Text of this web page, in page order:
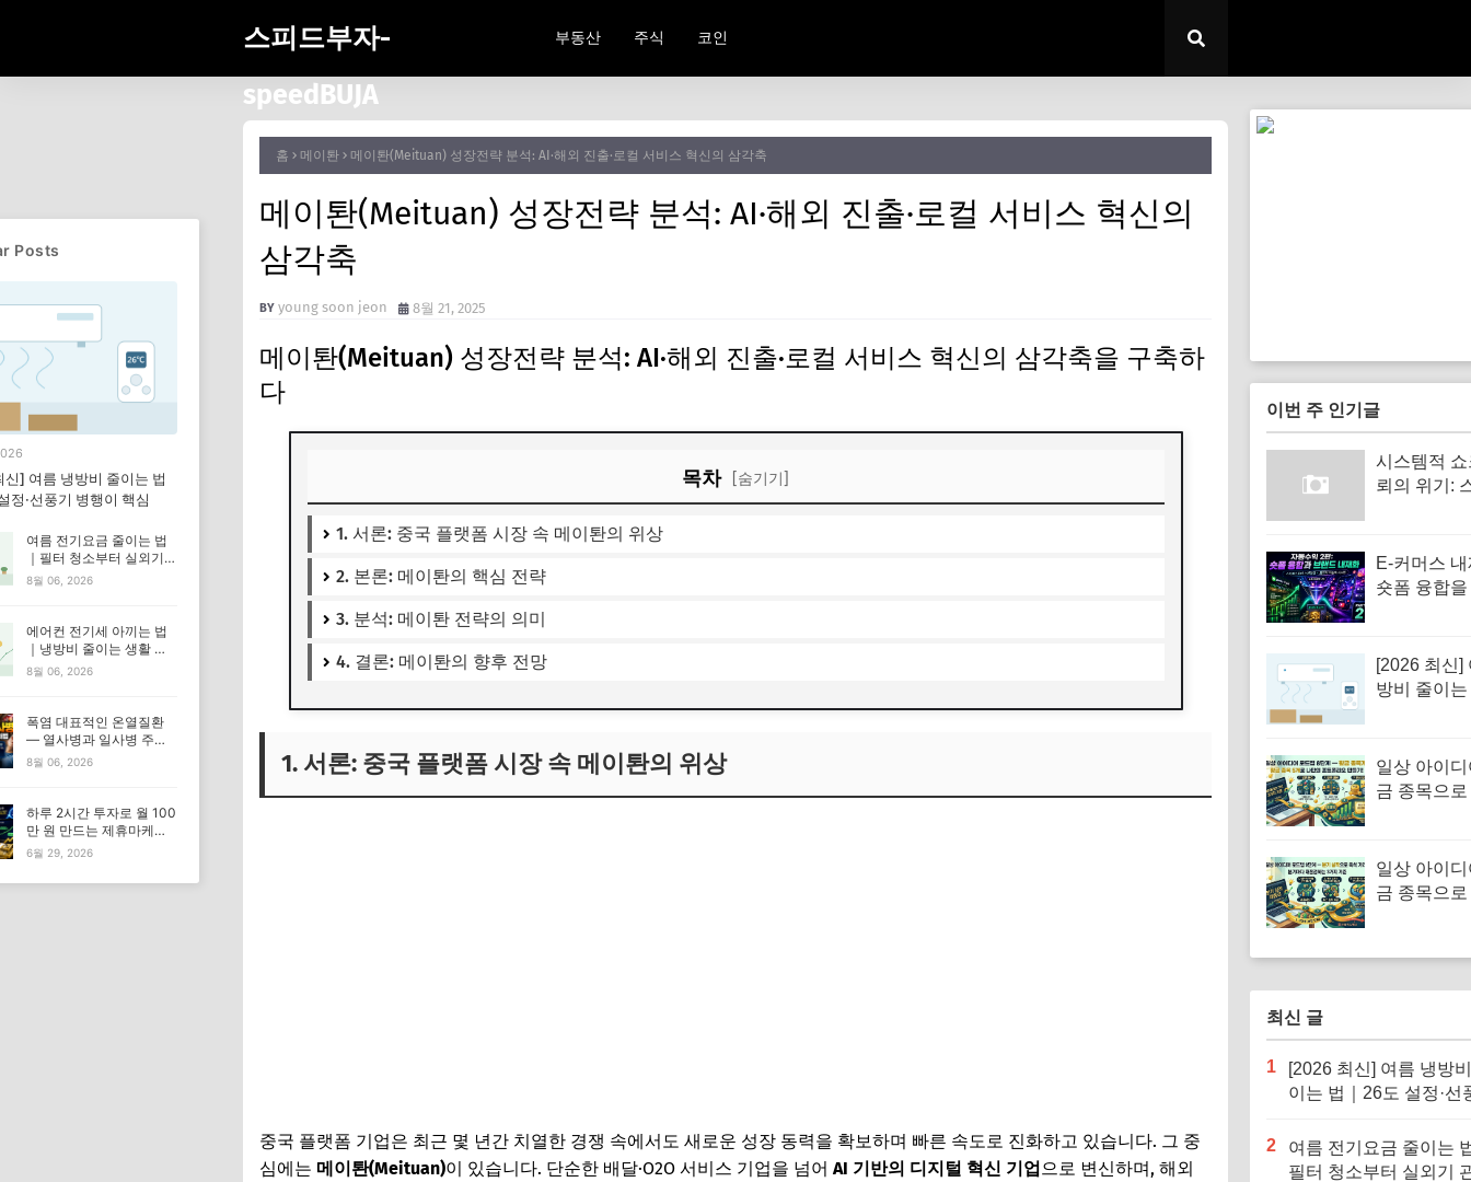
스피드부자-
speedBUJA
부동산 주식 코인
홈 메이퇀 메이퇀(Meituan) 성장전략 분석: AI·해외 진출·로컬 서비스 혁신의 삼각축
메이퇀(Meituan) 성장전략 분석: AI·해외 진출·로컬 서비스 혁신의
삼각축
young soon jeon 8월 21, 2025
메이퇀(Meituan) 성장전략 분석: AI·해외 진출·로컬 서비스 혁신의 삼각축을 구축하
다
목차 [숨기기]
1. 서론: 중국 플랫폼 시장 속 메이퇀의 위상
2. 본론: 메이퇀의 핵심 전략
3. 분석: 메이퇀 전략의 의미
4. 결론: 메이퇀의 향후 전망
1. 서론: 중국 플랫폼 시장 속 메이퇀의 위상
중국 플랫폼 기업은 최근 몇 년간 치열한 경쟁 속에서도 새로운 성장 동력을 확보하며 빠른 속도로 진화하고 있습니다. 그 중
심에는 메이퇀(Meituan)이 있습니다. 단순한 배달·O2O 서비스 기업을 넘어 AI 기반의 디지털 혁신 기업으로 변신하며, 해외
이번 주 인기글
시스템적
뢰의 위기:
E-커머스
숏폼 융합
[2026 최신]
방비 줄이
일상 아이
금 종목으
오 짜는 법
일상 아이
금 종목으
기
최신 글
1
[2026 최신] 여름 냉방
이는 법｜26도 설정·선
2
여름 전기요금 줄이는
필터 청소부터 실외기
Posts
] 여름 냉방비 줄이는 법
정·선풍기 병행이 핵심
여름 전기요금 줄이는 법
｜필터 청소부터 실외기
관리까지
8월 06, 2026
에어컨 전기세 아끼는 법
｜냉방비 줄이는 생활 습
관 총정리
8월 06, 2026
폭염 대표적인 온열질환
— 열사병과 일사병 주요
증상과 대처법
8월 06, 2026
하루 2시간 투자로 월 100
만 원 만드는 제휴마케팅
실전 전략
6월 29, 2026